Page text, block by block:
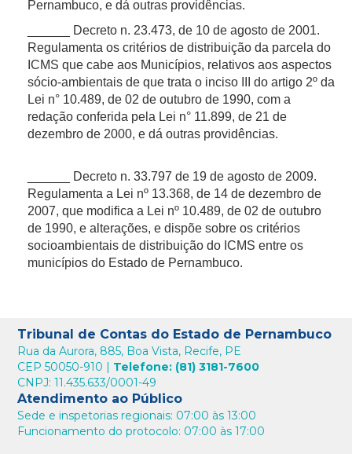
Pernambuco, e dá outras providências.
______ Decreto n. 23.473, de 10 de agosto de 2001.
Regulamenta os critérios de distribuição da parcela do
ICMS que cabe aos Municípios, relativos aos aspectos
sócio-ambientais de que trata o inciso III do artigo 2º da
Lei n° 10.489, de 02 de outubro de 1990, com a
redação conferida pela Lei n° 11.899, de 21 de
dezembro de 2000, e dá outras providências.
______ Decreto n. 33.797 de 19 de agosto de 2009.
Regulamenta a Lei nº 13.368, de 14 de dezembro de
2007, que modifica a Lei nº 10.489, de 02 de outubro
de 1990, e alterações, e dispõe sobre os critérios
socioambientais de distribuição do ICMS entre os
municípios do Estado de Pernambuco.
Tribunal de Contas do Estado de Pernambuco
Rua da Aurora, 885, Boa Vista, Recife, PE
CEP 50050-910 | Telefone: (81) 3181-7600
CNPJ: 11.435.633/0001-49
Atendimento ao Público
Sede e inspetorias regionais: 07:00 às 13:00
Funcionamento do protocolo: 07:00 às 17:00